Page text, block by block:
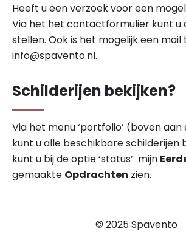
Heeft u een verzoek voor een
Via het het contactformulier kunt u
stellen. Ook is het mogelijk een
info@spavento.nl.
Schilderijen bekijken?
Via het menu ‘portfolio’ (boven
kunt u alle beschikbare schilderijen
kunt u bij de optie ‘status’ mijn
gemaakte Opdrachten zien.
© 2025 Spavento